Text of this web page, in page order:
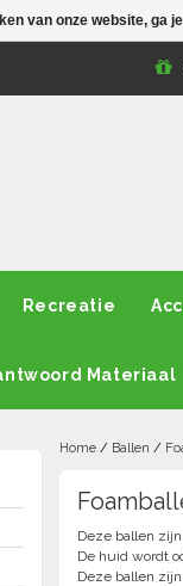
Recreatie
Materiaal
Home/ Ballen /
Deze ballen
De huid wordt
Deze ballen
van onze website, ga